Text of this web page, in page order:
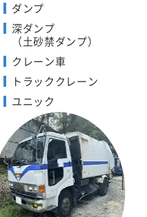
ダンプ
深ダンプ
（土砂禁ダンプ）
クレーン車
トラッククレーン
ユニック